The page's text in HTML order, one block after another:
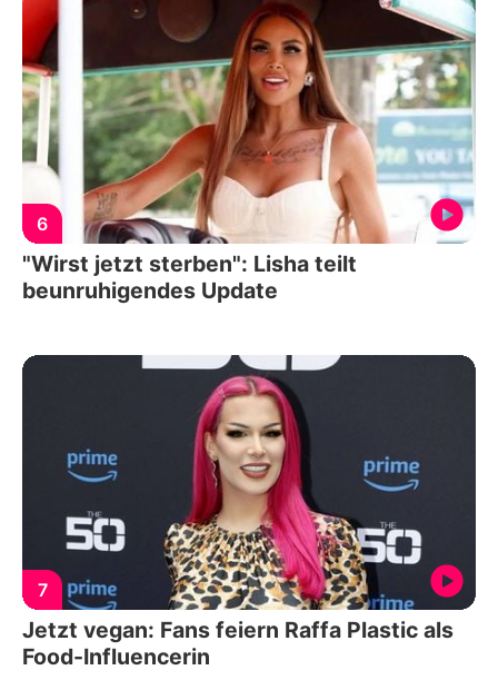
6
"Wirst jetzt sterben": Lisha teilt
beunruhigendes Update
7
Jetzt vegan: Fans feiern Raffa Plastic als
Food-Influencerin